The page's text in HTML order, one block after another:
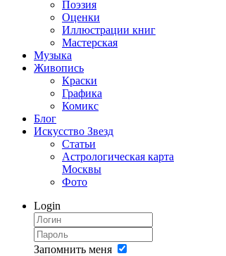
Поэзия
Оценки
Иллюстрации книг
Мастерская
Музыка
Живопись
Краски
Графика
Комикс
Блог
Искусство Звезд
Статьи
Астрологическая карта
Москвы
Фото
Login
Запомнить меня